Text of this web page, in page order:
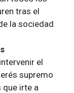
tras el
la sociedad
el
supremo
que irte a